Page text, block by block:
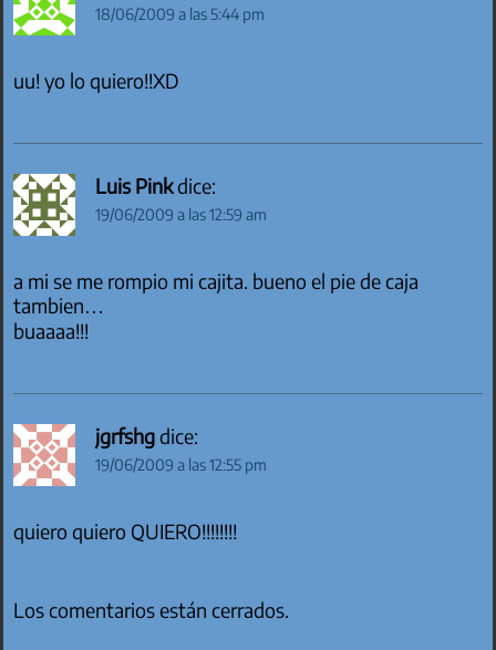
18/06/2009 a las 5:44 pm
uu! yo lo quiero!!XD
Luis Pinkdice:
19/06/2009 a las 12:59 am
a mi se me rompio mi cajita. bueno el pie de caja
tambien…
buaaaa!!!
jgrfshgdice:
19/06/2009 a las 12:55 pm
quiero quiero QUIERO!!!!!!!!
Los comentarios están cerrados.